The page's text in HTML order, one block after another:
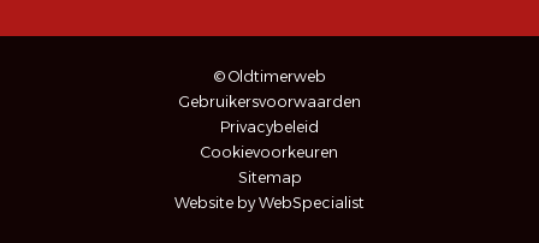
© Oldtimerweb
Gebruikersvoorwaarden
Privacybeleid
Cookievoorkeuren
Sitemap
Website by WebSpecialist